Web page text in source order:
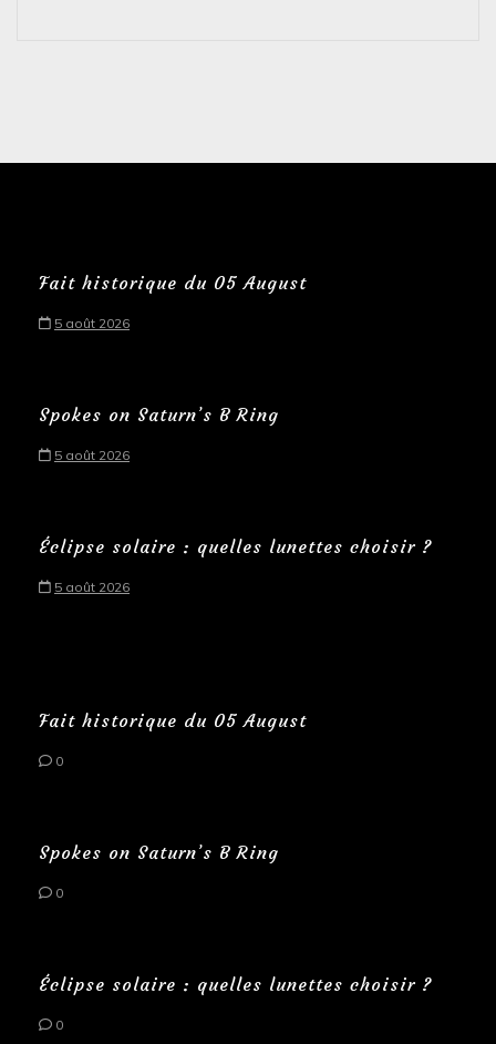
Fait historique du 05 August
5 août 2026
Spokes on Saturn’s B Ring
5 août 2026
Éclipse solaire : quelles lunettes choisir ?
5 août 2026
Fait historique du 05 August
0
Spokes on Saturn’s B Ring
0
Éclipse solaire : quelles lunettes choisir ?
0